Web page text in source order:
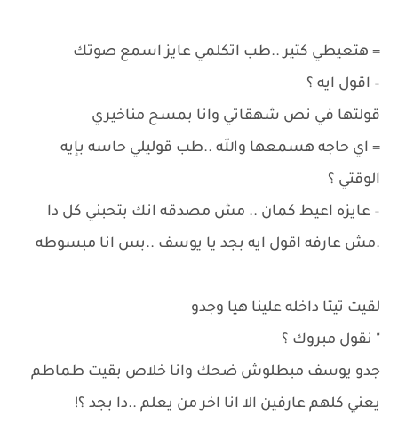
= هتعيطي كتير ..طب اتكلمي عايز اسمع صوتك
– اقول ايه ؟
قولتها في نص شهقاتي وانا بمسح مناخيري
= اي حاجه هسمعها والله ..طب قوليلي حاسه بإيه
الوقتي ؟
– عايزه اعيط كمان .. مش مصدقه انك بتحبني كل دا
.مش عارفه اقول ايه بجد يا يوسف ..بس انا مبسوطه
لقيت تيتا داخله علينا هيا وجدو
" نقول مبروك ؟
جدو يوسف مبطلوش ضحك وانا خلاص بقيت طماطم
يعني كلهم عارفين الا انا اخر من يعلم ..دا بجد ؟!